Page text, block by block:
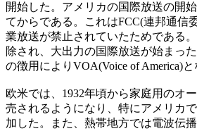
開始した。アメリカの国際放送の開
てからである。これはFCC(連邦通信
業放送が禁止されていたためである
除され、大出力の国際放送が始まっ
の徴用によりVOA(Voice of America)と
欧米では、1932年頃から家庭用のオ
売されるようになり、特にアメリカ
加した。また、熱帯地方では電波伝